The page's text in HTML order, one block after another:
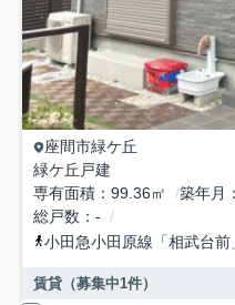
座間市緑ケ丘
緑ケ丘戸建
専有面積
99.36㎡ 築年月
総戸数
-
小田急小田原線 「相武台前
賃貸（募集中1件）